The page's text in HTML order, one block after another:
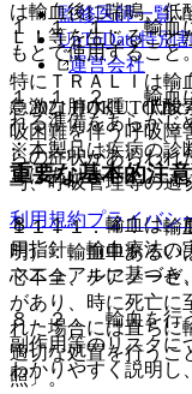
１．１．１． 輸血
もとで使用すること
１．１．２． 輸血
れる準備をあらかじ
重要な基本的注意
８．１． 輸血は、
用指針、輸血療法の
マニュアルに基づき
８．２． 輸血を行
副作用等のリスクに
わかりやすく説明し
は輸血後に喘鳴、低
ＬＩ等を生じること
特にＴＲＡＬＩは輸
急激な肺水腫、低酸
吸困難を伴う呼吸障
らの症状があらわれ
与、呼吸管理等の適
１１．１．４． 輸
明）：輸血中あるい
心不全、チアノーゼ
があり、時に死亡に
れた場合には直ちに
適切な処置を行うこ
照〕。
監修医師一覧
UpToDate特別
運営会社
© 2021 HOKUTO Inc.
※本製品は疾病の診
ではありません。
利用規約プライバシ